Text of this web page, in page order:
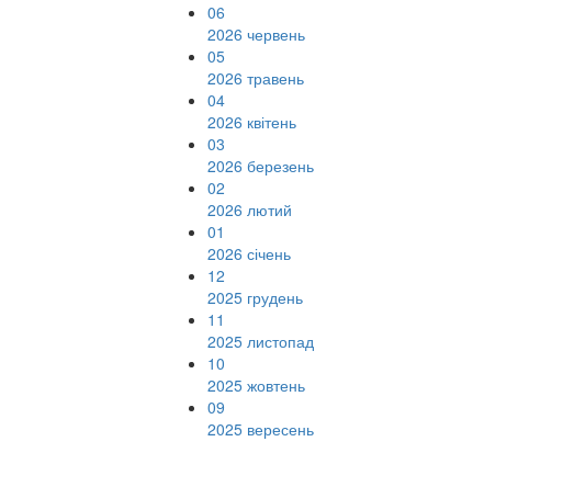
06
2026 червень
05
2026 травень
04
2026 квітень
03
2026 березень
02
2026 лютий
01
2026 січень
12
2025 грудень
11
2025 листопад
10
2025 жовтень
09
2025 вересень